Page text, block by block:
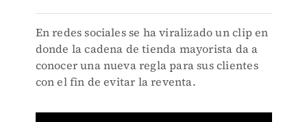
En redes sociales se ha viralizado un clip en
donde la cadena de tienda mayorista da a
conocer una nueva regla para sus clientes
con el fin de evitar la reventa.